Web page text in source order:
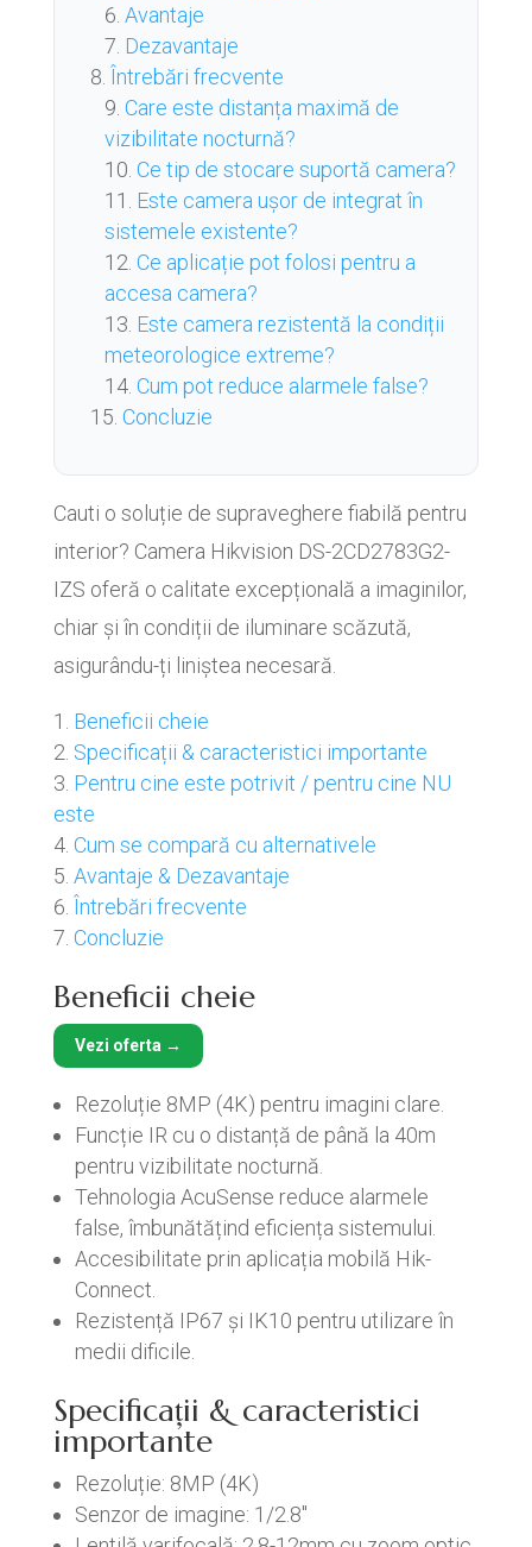
Avantaje
Dezavantaje
Întrebări frecvente
Care este distanța maximă de
vizibilitate nocturnă?
Ce tip de stocare suportă camera?
Este camera ușor de integrat în
sistemele existente?
Ce aplicație pot folosi pentru a
accesa camera?
Este camera rezistentă la condiții
meteorologice extreme?
Cum pot reduce alarmele false?
Concluzie
Cauti o soluție de supraveghere fiabilă pentru
interior? Camera Hikvision DS-2CD2783G2-
IZS oferă o calitate excepțională a imaginilor,
chiar și în condiții de iluminare scăzută,
asigurându-ți liniștea necesară.
Beneficii cheie
Specificații & caracteristici importante
Pentru cine este potrivit / pentru cine NU
este
Cum se compară cu alternativele
Avantaje & Dezavantaje
Întrebări frecvente
Concluzie
Beneficii cheie
Vezi oferta →
Rezoluție 8MP (4K) pentru imagini clare.
Funcție IR cu o distanță de până la 40m
pentru vizibilitate nocturnă.
Tehnologia AcuSense reduce alarmele
false, îmbunătățind eficiența sistemului.
Accesibilitate prin aplicația mobilă Hik-
Connect.
Rezistență IP67 și IK10 pentru utilizare în
medii dificile.
Specificații & caracteristici
importante
Rezoluție: 8MP (4K)
Senzor de imagine: 1/2.8″